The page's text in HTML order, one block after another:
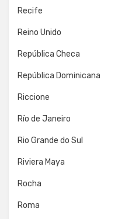
Recife
Reino Unido
República Checa
República Dominicana
Riccione
Río de Janeiro
Rio Grande do Sul
Riviera Maya
Rocha
Roma